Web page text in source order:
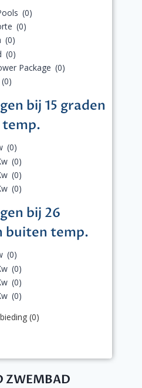
(0)
(0)
(0)
(0)
Package (0)
(0)
bij 15 graden
(0)
(0)
(0)
(0)
bij 26
buiten temp.
(0)
(0)
(0)
(0)
(0)
ZWEMBAD